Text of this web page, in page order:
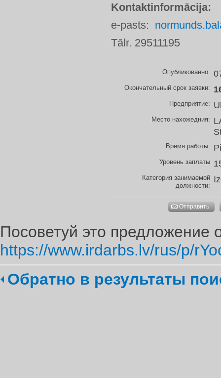
Kontaktinformācija:
e-pasts:
Tālr. 29511195
Опубликованно:
Окончательный срок заявки:
Предприятие:
Место нахожедния:
Время работы:
Уровень заплаты
Категория занимаемой
должности:
Отправить
Посоветуй это предложение
https://www.irdarbs.lv/rus/p/
Обратно в результаты